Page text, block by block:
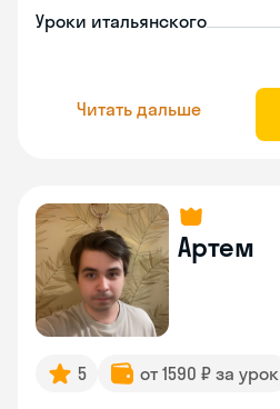
Уроки итальянского
Читать дальше
Артем
5 от 1590 ₽ за урок